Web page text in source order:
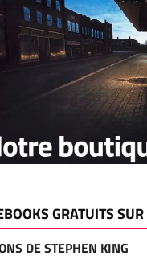
GRATUITS
DE STEPHEN KING